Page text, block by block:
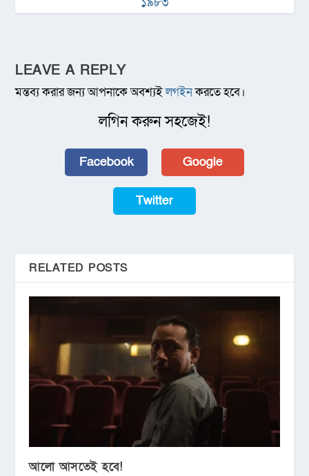
LEAVE A REPLY
মন্তব্য করার জন্য আপনাকে অবশ্যইলগইনকরতে হবে।
লগিন করুন সহজেই!
Facebook Google
Twitter
RELATED POSTS
আলো আসতেই হবে!